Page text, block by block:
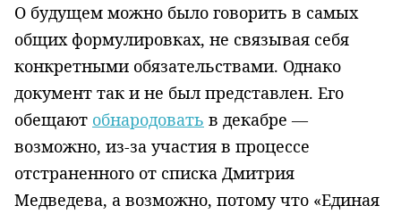
О будущем можно было говорить в самых
общих формулировках, не связывая себя
конкретными обязательствами. Однако
документ так и не был представлен. Его
обещают обнародовать в декабре —
возможно, из-за участия в процессе
отстраненного от списка Дмитрия
Медведева, а возможно, потому что «Единая